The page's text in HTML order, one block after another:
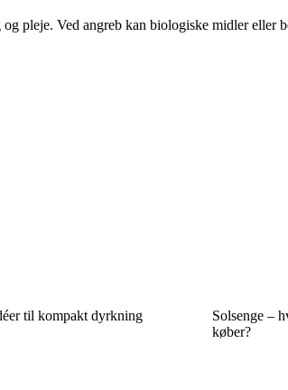
pleje. Ved angreb kan biologiske midler eller
til kompakt dyrkning
Solsenge –
køber?